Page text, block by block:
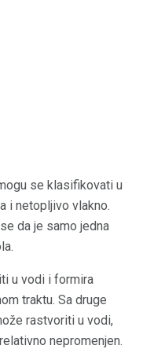
se klasifikovati u
i netopljivo vlakno.
da je samo jedna
u vodi i formira
traktu. Sa druge
rastvoriti u vodi,
nepromenjen.